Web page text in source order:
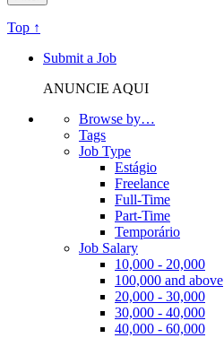
Top ↑
Submit a Job
ANUNCIE AQUI
Browse by…
Tags
Job Type
Estágio
Freelance
Full-Time
Part-Time
Temporário
Job Salary
10,000 - 20,000
100,000 and above
20,000 - 30,000
30,000 - 40,000
40,000 - 60,000